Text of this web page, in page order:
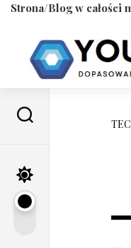
Strona/Blog w całości
content